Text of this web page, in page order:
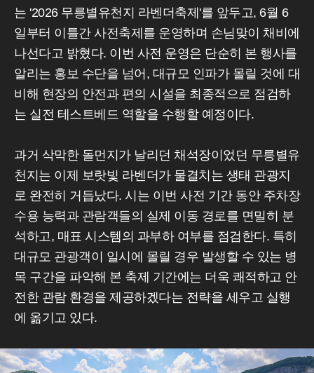
는 '2026 무릉별유천지 라벤더축제'를 앞두고, 6월 6
일부터 이틀간 사전축제를 운영하며 손님맞이 채비에
나선다고 밝혔다. 이번 사전 운영은 단순히 본 행사를
알리는 홍보 수단을 넘어, 대규모 인파가 몰릴 것에 대
비해 현장의 안전과 편의 시설을 최종적으로 점검하
는 실전 테스트베드 역할을 수행할 예정이다.
과거 삭막한 돌먼지가 날리던 채석장이었던 무릉별유
천지는 이제 보랏빛 라벤더가 물결치는 생태 관광지
로 완전히 거듭났다. 시는 이번 사전 기간 동안 주차장
수용 능력과 관람객들의 실제 이동 경로를 면밀히 분
석하고, 매표 시스템의 과부하 여부를 점검한다. 특히
대규모 관광객이 일시에 몰릴 경우 발생할 수 있는 병
목 구간을 파악해 본 축제 기간에는 더욱 쾌적하고 안
전한 관람 환경을 제공하겠다는 전략을 세우고 실행
에 옮기고 있다.